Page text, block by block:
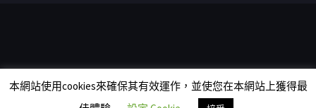
rights reserved.
本網站使用cookies來確保其有效運作，並使您在本網站上獲得最